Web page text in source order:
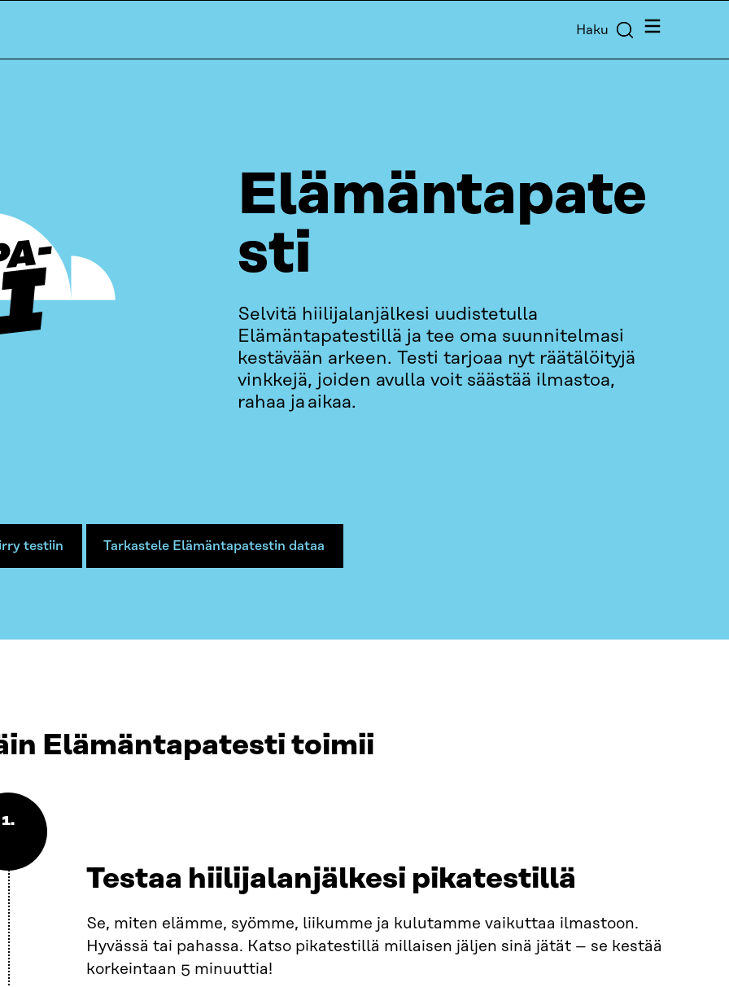
Haku Valikko
Elämäntapate
sti
Selvitä hiilijalanjälkesi uudistetulla
Elämäntapatestillä ja tee oma suunnitelmasi
kestävään arkeen. Testi tarjoaa nyt räätälöityjä
vinkkejä, joiden avulla voit säästää ilmastoa,
rahaa ja aikaa.
testiin Tarkastele Elämäntapatestin dataa
Elämäntapatesti toimii
1.
Testaa hiilijalanjälkesi pikatestillä
Se, miten elämme, syömme, liikumme ja kulutamme vaikuttaa ilmastoon.
Hyvässä tai pahassa. Katso pikatestillä millaisen jäljen sinä jätät – se kestää
korkeintaan 5 minuuttia!